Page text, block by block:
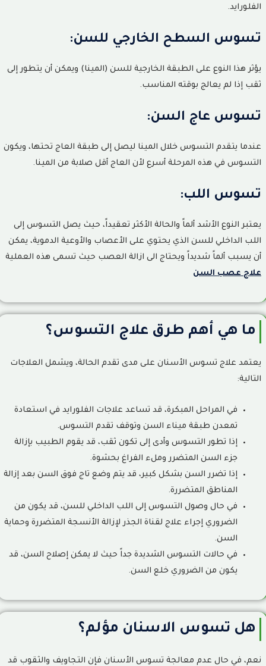
الفلورايد.
تسوس السطح الخارجي للسن:
يؤثر هذا النوع على الطبقة الخارجية للسن (المينا) ويمكن أن يتطور إلى
ثقب إذا لم يعالج بوقته المناسب.
تسوس عاج السن:
عندما يتقدم التسوس خلال المينا ليصل إلى طبقة العاج تحتها، ويكون
التسوس في هذه المرحلة أسرع لأن العاج أقل صلابة من المينا.
تسوس اللب:
يعتبر النوع الأشد ألماً والحالة الأكثر تعقيداً، حيث يصل التسوس إلى
اللب الداخلي للسن الذي يحتوي على الأعصاب والأوعية الدموية، يمكن
أن يسبب ألماً شديداً ويحتاج الى ازالة العصب حيث تسمى هذه العملية
علاج عصب السن
ما هي أهم طرق علاج التسوس؟
يعتمد علاج تسوس الأسنان على مدى تقدم الحالة، ويشمل العلاجات
التالية:
في المراحل المبكرة، قد تساعد علاجات الفلورايد في استعادة
تمعدن طبقة ميناء السن وتوقف تقدم التسوس.
إذا تطور التسوس وأدى إلى تكون ثقب، قد يقوم الطبيب بإزالة
جزء السن المتضرر وملء الفراغ بحشوة.
إذا تضرر السن بشكل كبير، قد يتم وضع تاج فوق السن بعد إزالة
المناطق المتضررة.
في حال وصول التسوس إلى اللب الداخلي للسن، قد يكون من
الضروري إجراء علاج لقناة الجذر لإزالة الأنسجة المتضررة وحماية
السن.
في حالات التسوس الشديدة جداً حيث لا يمكن إصلاح السن، قد
يكون من الضروري خلع السن.
هل تسوس الاسنان مؤلم؟
نعم، في حال عدم معالجة تسوس الأسنان فإن التجاويف والثقوب قد